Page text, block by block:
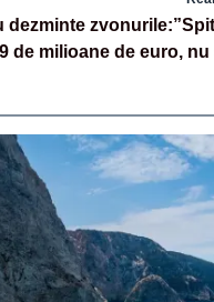
dezminte
de milioane de euro, nu